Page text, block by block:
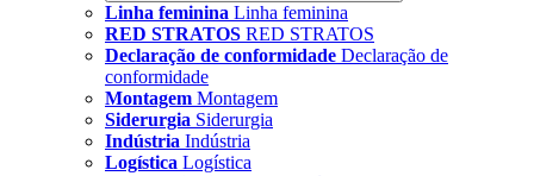
Linha feminina Linha feminina
RED STRATOS RED STRATOS
Declaração de conformidade Declaração de
conformidade
Montagem Montagem
Siderurgia Siderurgia
Indústria Indústria
Logística Logística